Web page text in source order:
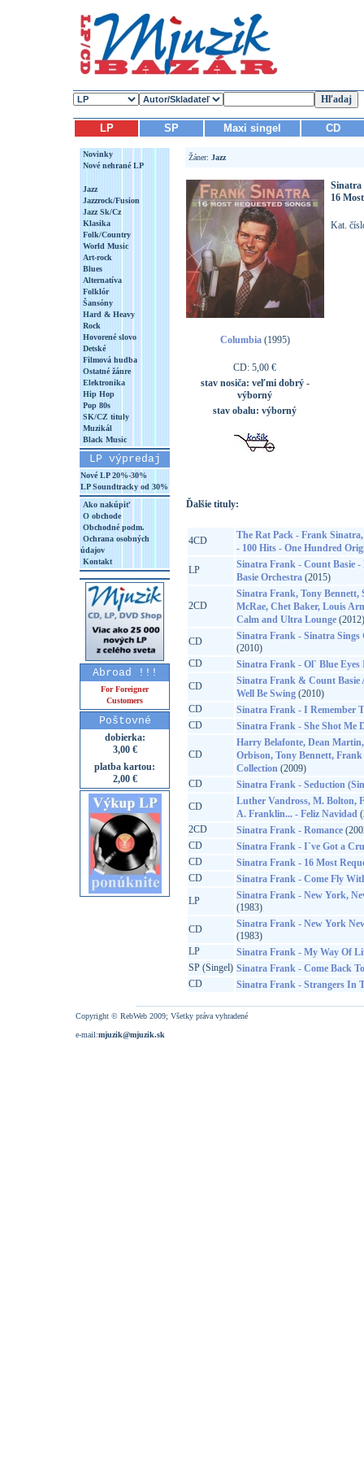
LP SP Maxi singel CD
Novinky
Nové nehrané LP
Jazz
Jazzrock/Fusion
Jazz Sk/Cz
Klasika
Folk/Country
World Music
Art-rock
Blues
Alternatíva
Folklór
Šansóny
Hard & Heavy
Rock
Hovorené slovo
Detské
Filmová hudba
Ostatné žánre
Elektronika
Hip Hop
Pop 80s
SK/CZ tituly
Muzikál
Black Music
LP výpredaj
Nové LP 20%-30%
LP Soundtracky od 30%
Ako nakúpiť
O obchode
Obchodné podm.
Ochrana osobných
údajov
Kontakt
Abroad !!!
For Foreigner
Customers
Poštovné
dobierka:
3,00 €
platba kartou:
2,00 €
Žáner: Jazz
Columbia(1995)
CD: 5,00 €
stav nosiča: veľmi dobrý -
výborný
stav obalu: výborný
Sinatra
16
Kat.
Ďalšie tituly:
4CD
The Rat Pack - Frank
- 100 Hits - One Hundred
LP
Sinatra Frank - Count Basie
Basie Orchestra(2015)
2CD
Sinatra Frank, Tony Bennett,
McRae, Chet Baker, Louis
Calm and Ultra Lounge(2012)
CD
Sinatra Frank - Sinatra Sings
(2010)
CD
Sinatra Frank - Ol` Blue Eyes
CD
Sinatra Frank & Count
Well Be Swing(2010)
CD
Sinatra Frank - I Remember
CD
Sinatra Frank - She Shot Me
CD
Harry Belafonte, Dean Martin,
Orbison, Tony Bennett,
Collection(2009)
CD
Sinatra Frank - Seduction
CD
Luther Vandross, M. Bolton,
A. Franklin... - Feliz Navidad
2CD
Sinatra Frank - Romance
CD
Sinatra Frank - I`ve Got a
CD
Sinatra Frank - 16 Most
CD
Sinatra Frank - Come Fly
LP
Sinatra Frank - New York,
(1983)
CD
Sinatra Frank - New York
(1983)
LP
Sinatra Frank - My Way Of
SP (Singel) Sinatra Frank - Come Back
CD
Sinatra Frank - Strangers In
Copyright © RebWeb 2009; Všetky práva vyhradené
e-mail:mjuzik@mjuzik.sk